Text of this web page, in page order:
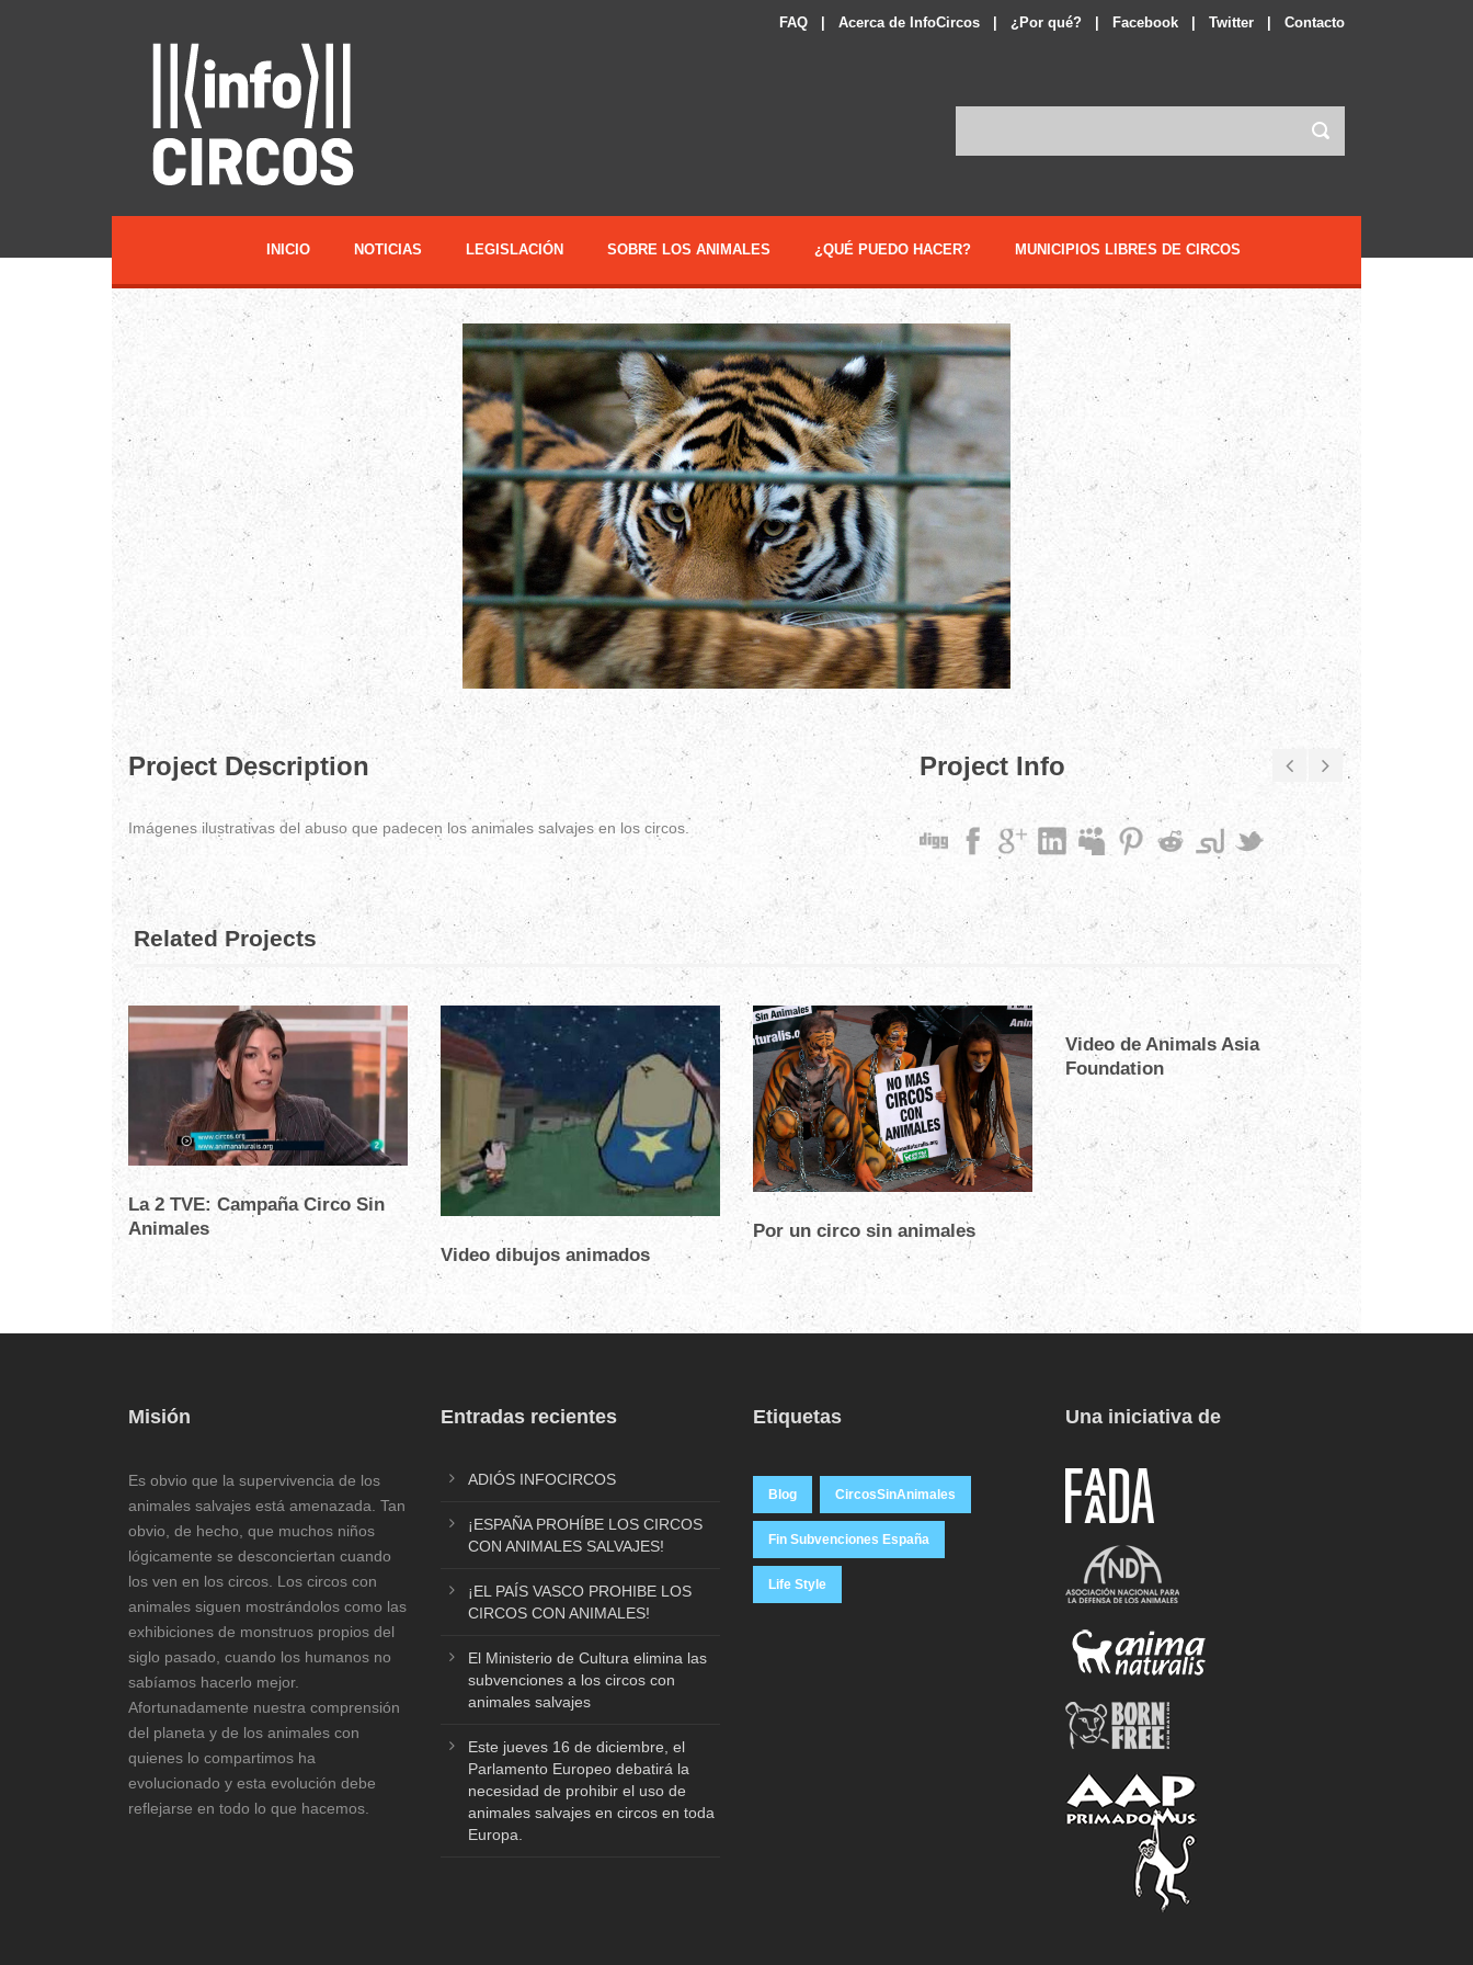
FAQ Acerca de InfoCircos ¿Por qué? Facebook Twitter Contacto
INICIO NOTICIAS LEGISLACIÓN SOBRE LOS ANIMALES ¿QUÉ PUEDO HACER? MUNICIPIOS LIBRES DE CIRCOS
Project Info
Project Description
Imágenes ilustrativas del abuso que padecen los animales salvajes en los circos.
Related Projects
La 2 TVE: Campaña Circo Sin
Animales
Video dibujos animados
Por un circo sin animales
Video de Animals Asia
Foundation
Misión
Es obvio que la supervivencia de los
animales salvajes está amenazada. Tan
obvio, de hecho, que muchos niños
lógicamente se desconciertan cuando
los ven en los circos. Los circos con
animales siguen mostrándolos como las
exhibiciones de monstruos propios del
siglo pasado, cuando los humanos no
sabíamos hacerlo mejor.
Afortunadamente nuestra comprensión
del planeta y de los animales con
quienes lo compartimos ha
evolucionado y esta evolución debe
reflejarse en todo lo que hacemos.
Entradas recientes
ADIÓS INFOCIRCOS
¡ESPAÑA PROHÍBE LOS CIRCOS
CON ANIMALES SALVAJES!
¡EL PAÍS VASCO PROHIBE LOS
CIRCOS CON ANIMALES!
El Ministerio de Cultura elimina las
subvenciones a los circos con
animales salvajes
Este jueves 16 de diciembre, el
Parlamento Europeo debatirá la
necesidad de prohibir el uso de
animales salvajes en circos en toda
Europa.
Etiquetas
Blog CircosSinAnimales
Fin Subvenciones España
Life Style
Una iniciativa de